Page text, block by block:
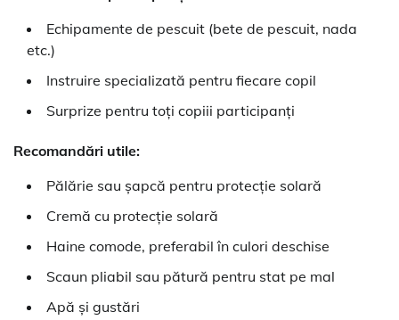
Echipamente de pescuit (bete de pescuit, nada
etc.)
Instruire specializată pentru fiecare copil
Surprize pentru toți copiii participanți
Recomandări utile:
Pălărie sau șapcă pentru protecție solară
Cremă cu protecție solară
Haine comode, preferabil în culori deschise
Scaun pliabil sau pătură pentru stat pe mal
Apă și gustări